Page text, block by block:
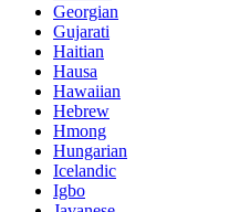
Georgian
Gujarati
Haitian
Hausa
Hawaiian
Hebrew
Hmong
Hungarian
Icelandic
Igbo